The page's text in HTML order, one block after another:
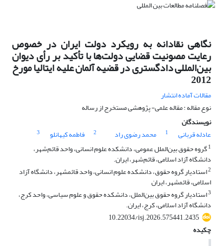
نگاهی نقادانه به رویکرد دولت ایران در خصوص
رعایت مصونیت قضایی دولت‌ها با تأکید بر رأی دیوان
بین‌المللی دادگستری در قضیه آلمان علیه ایتالیا مورخ
2012
مقالات آماده انتشار
نوع مقاله : مقاله علمی- پژوهشی مستخرج از رساله
نویسندگان
عادله قربانی
1 محمد رضوی راد 2 فاطمه کیهانلو
3
1گروه حقوق بین‌الملل عمومی، دانشکده علوم انسانی، واحد قائم‌شهر،
دانشگاه آزاد اسلامی، قائم‌شهر، ایران.
2استادیار گروه حقوق، دانشکده علوم انسانی، واحد قائمشهر، دانشگاه آزاد
اسلامی، قائمشهر، ایران
3استادیار گروه حقوق بین‌الملل، دانشکده حقوق و علوم سیاسی، واحد کرج،
دانشگاه آزاد اسلامی، کرج، ایران.
10.22034/isj.2026.575441.2435
چکیده